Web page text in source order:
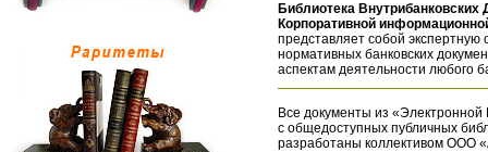
Библиотека
Корпоративной
представляет собой экспертную
нормативных банковских
аспектам деятельности любого
Все документы из «Электронной
с общедоступных публичных
разработаны коллективом ООО